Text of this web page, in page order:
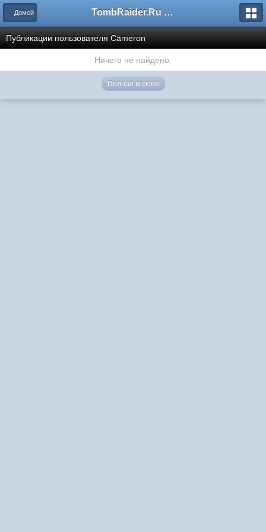
← Домой TombRaider.Ru - Форумы
Публикации пользователя Cameron
Ничего не найдено.
Полная версия